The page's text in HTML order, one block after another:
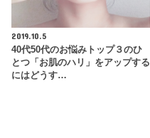
2019.10.5
40代50代のお悩みトップ３のひ
とつ「お肌のハリ」をアップする
にはどうす…